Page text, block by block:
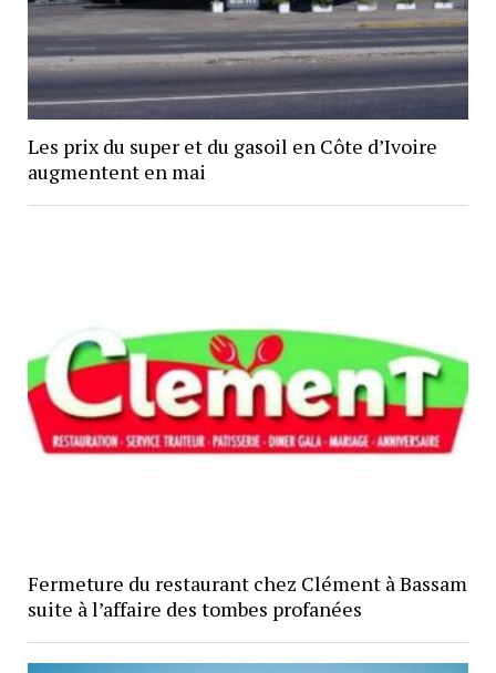
Les prix du super et du gasoil en Côte d’Ivoire
augmentent en mai
Fermeture du restaurant chez Clément à Bassam
suite à l’affaire des tombes profanées